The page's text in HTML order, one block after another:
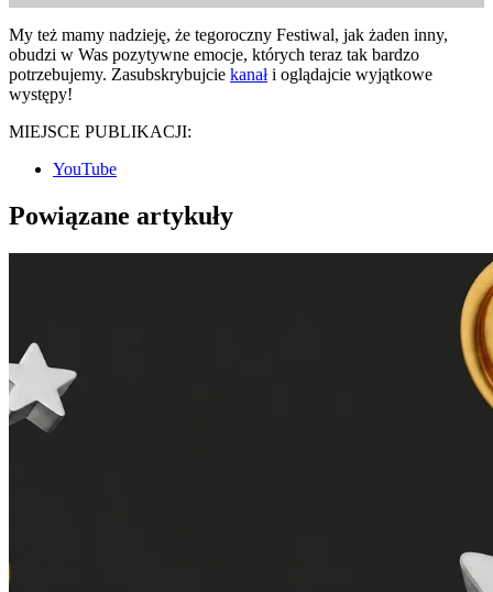
My też mamy nadzieję, że tegoroczny Festiwal, jak żaden inny,
obudzi w Was pozytywne emocje, których teraz tak bardzo
potrzebujemy. Zasubskrybujcie kanałi oglądajcie wyjątkowe
występy!
MIEJSCE PUBLIKACJI:
YouTube
Powiązane artykuły